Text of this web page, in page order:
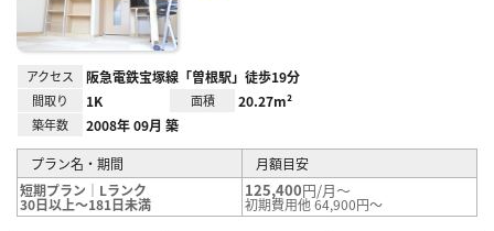
アクセス 阪急電鉄宝塚線「曽根駅」徒歩19分
間取り 1K 面積 20.27m²
築年数 2008年 09月 築
プラン名・期間
月額目安
短期プラン｜Lランク
30日以上～181日未満
125,400円/月～
初期費用他 64,900円～